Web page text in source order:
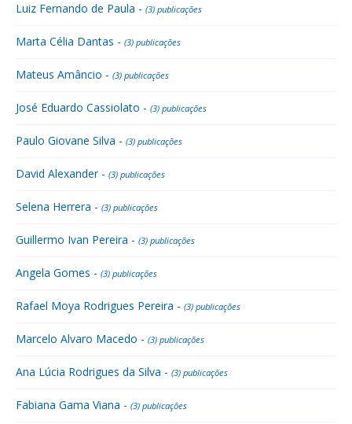
Luiz Fernando de Paula - (3) publicações
Marta Célia Dantas - (3) publicações
Mateus Amâncio - (3) publicações
José Eduardo Cassiolato - (3) publicações
Paulo Giovane Silva - (3) publicações
David Alexander - (3) publicações
Selena Herrera - (3) publicações
Guillermo Ivan Pereira - (3) publicações
Angela Gomes - (3) publicações
Rafael Moya Rodrigues Pereira - (3) publicações
Marcelo Alvaro Macedo - (3) publicações
Ana Lúcia Rodrigues da Silva - (3) publicações
Fabiana Gama Viana - (3) publicações